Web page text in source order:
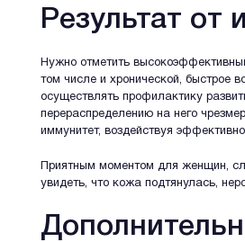
Результат от
Нужно отметить
том числе и хронической, быстрое
осуществлять профилактику
перераспределению на него
иммунитет, воздействуя
Приятным моментом для женщин,
увидеть, что кожа подтянулась,